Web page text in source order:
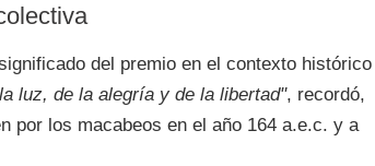
del premio en el contexto histórico
luz, de la alegría y de la libertad", recordó,
por los macabeos en el año 164 a.e.c. y a